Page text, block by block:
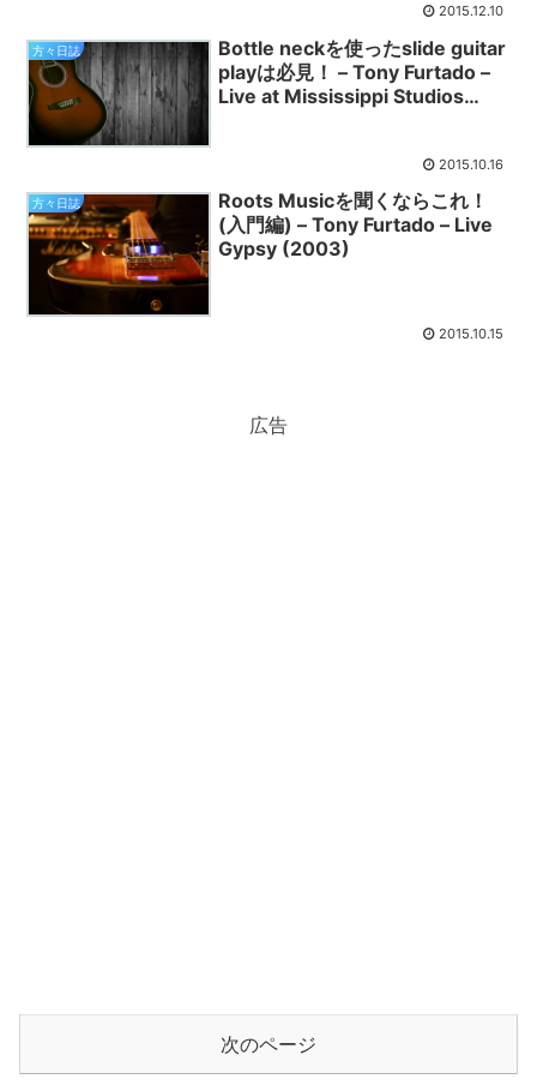
2015.12.10
方々日誌
Bottle neckを使ったslide guitar
playは必見！ – Tony Furtado –
Live at Mississippi Studios
2015.10.16
方々日誌
Roots Musicを聞くならこれ！
(入門編) – Tony Furtado – Live
Gypsy (2003)
2015.10.15
広告
次のページ